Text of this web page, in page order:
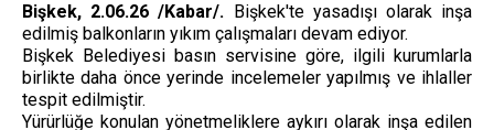
Bişkek, 2.06.26 /Kabar/. Bişkek'te yasadışı olarak inşa
edilmiş balkonların yıkım çalışmaları devam ediyor.
Bişkek Belediyesi basın servisine göre, ilgili kurumlarla
birlikte daha önce yerinde incelemeler yapılmış ve ihlaller
tespit edilmiştir.
Yürürlüğe konulan yönetmeliklere aykırı olarak inşa edilen